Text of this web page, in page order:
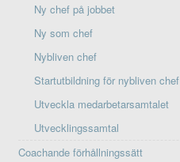
Ny chef på jobbet
Ny som chef
Nybliven chef
Startutbildning för nybliven chef
Utveckla medarbetarsamtalet
Utvecklingssamtal
Coachande förhållningssätt